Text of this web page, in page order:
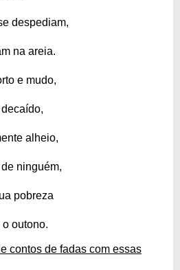
despediam,
na areia.
e mudo,
alheio,
ninguém,
pobreza
outono.
contos de fadas com essas